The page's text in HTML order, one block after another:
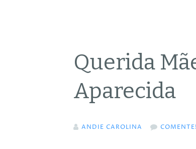
Querida
Aparecida
ANDIE CAROLINA COMENTE!